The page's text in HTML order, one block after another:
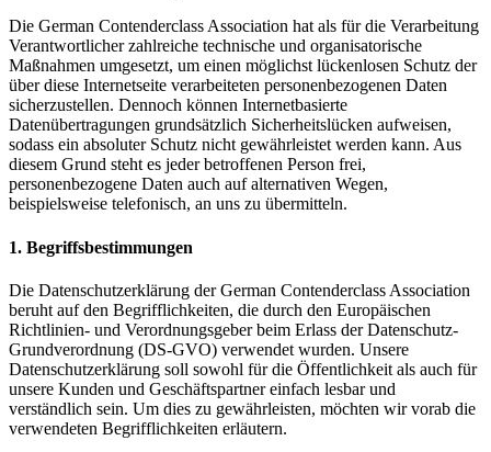
Die German Contenderclass Association hat als für die Verarbeitung
Verantwortlicher zahlreiche technische und organisatorische
Maßnahmen umgesetzt, um einen möglichst lückenlosen Schutz der
über diese Internetseite verarbeiteten personenbezogenen Daten
sicherzustellen. Dennoch können Internetbasierte
Datenübertragungen grundsätzlich Sicherheitslücken aufweisen,
sodass ein absoluter Schutz nicht gewährleistet werden kann. Aus
diesem Grund steht es jeder betroffenen Person frei,
personenbezogene Daten auch auf alternativen Wegen,
beispielsweise telefonisch, an uns zu übermitteln.
1. Begriffsbestimmungen
Die Datenschutzerklärung der German Contenderclass Association
beruht auf den Begrifflichkeiten, die durch den Europäischen
Richtlinien- und Verordnungsgeber beim Erlass der Datenschutz-
Grundverordnung (DS-GVO) verwendet wurden. Unsere
Datenschutzerklärung soll sowohl für die Öffentlichkeit als auch für
unsere Kunden und Geschäftspartner einfach lesbar und
verständlich sein. Um dies zu gewährleisten, möchten wir vorab die
verwendeten Begrifflichkeiten erläutern.